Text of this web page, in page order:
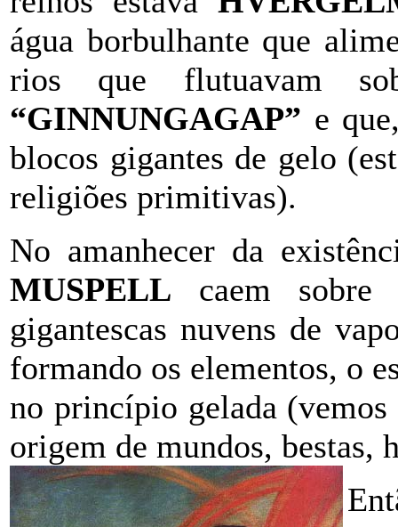
água borbulhante que
rios que flutuavam
“GINNUNGAGAP” e
blocos gigantes de gelo
religiões primitivas).
No amanhecer da
MUSPELL caem sobre
gigantescas nuvens de
formando os elementos, o
no princípio gelada
origem de mundos, bestas,